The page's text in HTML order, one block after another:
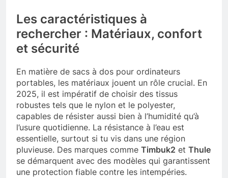
Les caractéristiques à
rechercher : Matériaux, confort
et sécurité
En matière de sacs à dos pour ordinateurs
portables, les matériaux jouent un rôle crucial. En
2025, il est impératif de choisir des tissus
robustes tels que le nylon et le polyester,
capables de résister aussi bien à l’humidité qu’à
l’usure quotidienne. La résistance à l’eau est
essentielle, surtout si tu vis dans une région
pluvieuse. Des marques comme Timbuk2 et Thule
se démarquent avec des modèles qui garantissent
une protection fiable contre les intempéries.